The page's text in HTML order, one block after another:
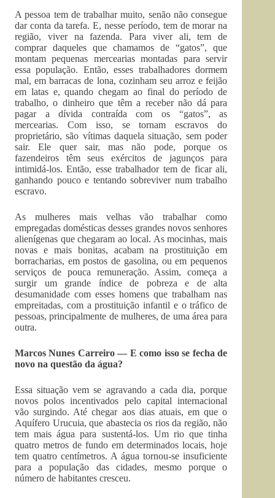
A pessoa tem de trabalhar muito, senão não consegue
dar conta da tarefa. E, nesse período, tem de morar na
região, viver na fazenda. Para viver ali, tem de
comprar daqueles que chamamos de “gatos”, que
montam pequenas mercearias montadas para servir
essa população. Então, esses trabalhadores dormem
mal, em barracas de lona, cozinham seu arroz e feijão
em latas e, quando chegam ao final do período de
trabalho, o dinheiro que têm a receber não dá para
pagar a dívida contraída com os “gatos”, as
mercearias. Com isso, se tornam escravos do
proprietário, são vítimas daquela situação, sem poder
sair. Ele quer sair, mas não pode, porque os
fazendeiros têm seus exércitos de jagunços para
intimidá-los. Então, esse trabalhador tem de ficar ali,
ganhando pouco e tentando sobreviver num trabalho
escravo.
As mulheres mais velhas vão trabalhar como
empregadas do­mésticas desses grandes novos senhores
alienígenas que chegaram ao local. As mocinhas, mais
novas e mais bonitas, acabam na prostituição em
borracharias, em postos de gasolina, ou em pequenos
serviços de pouca remuneração. Assim, começa a
surgir um grande índice de pobreza e de alta
desumanidade com esses homens que trabalham nas
empreitadas, com a prostituição infantil e o tráfico de
pessoas, principalmente de mulheres, de uma área para
outra.
Marcos Nunes Carreiro — E como isso se fecha de
novo na questão da água?
Essa situação vem se agravando a cada dia, porque
novos polos incentivados pelo capital internacional
vão surgindo. Até chegar aos dias atuais, em que o
Aquífero Urucuia, que abastecia os rios da região, não
tem mais água para sustentá-los. Um rio que tinha
quatro metros de fundo em determinados locais, hoje
tem quatro centímetros. A água tornou-se insuficiente
para a população das cidades, mesmo porque o
número de habitantes cresceu.